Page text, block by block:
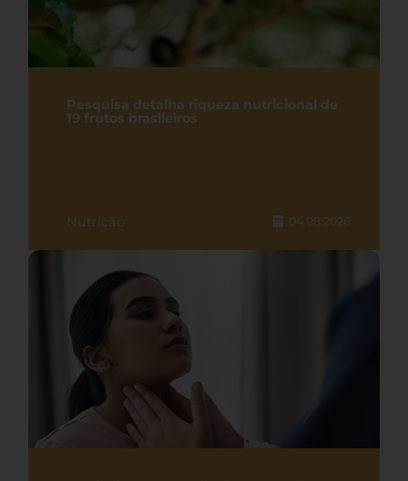
Pesquisa detalha riqueza nutricional de
19 frutos brasileiros
Nutrição 04.08.2026